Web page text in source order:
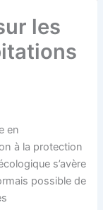
les
en
à la protection
s’avère
possible de